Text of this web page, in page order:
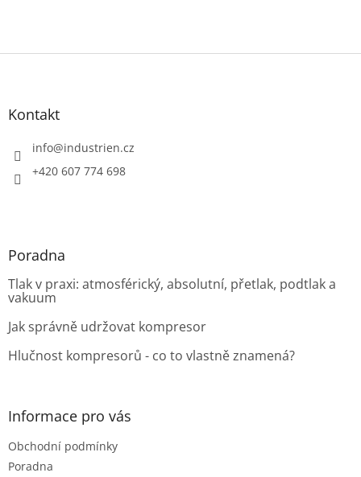
Z
Kontakt
info@industrien.cz
+420 607 774 698
Poradna
Tlak v praxi: atmosférický, absolutní, přetlak, podtlak a
vakuum
Jak správně udržovat kompresor
Hlučnost kompresorů - co to vlastně znamená?
Informace pro vás
Obchodní podmínky
Poradna